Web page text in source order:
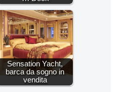
Sensation Yacht,
barca da sogno in
vendita